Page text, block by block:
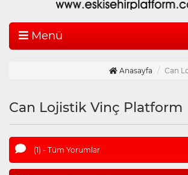
Menü
Anasayfa Can
Can Lojistik Vinç Platform
(1) - Tüm Yorumlar